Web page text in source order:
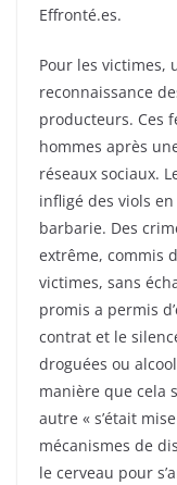
Effronté.es.
Pour les victimes,
reconnaissance
producteurs. Ces
hommes après
réseaux sociaux.
infligé des viols
barbarie. Des
extrême, commis
victimes, sans
promis a permis
contrat et le
droguées ou
manière que cela
autre « s’était
mécanismes de
le cerveau pour